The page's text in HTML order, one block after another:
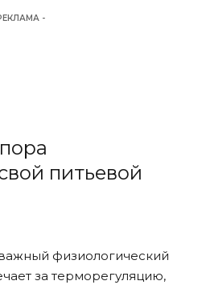
-
питьевой
физиологический
за терморегуляцию,